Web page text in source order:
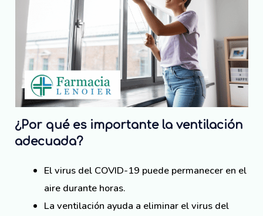
¿Por qué es importante la ventilación
adecuada?
El virus del COVID-19 puede permanecer en el
aire durante horas.
La ventilación ayuda a eliminar el virus del